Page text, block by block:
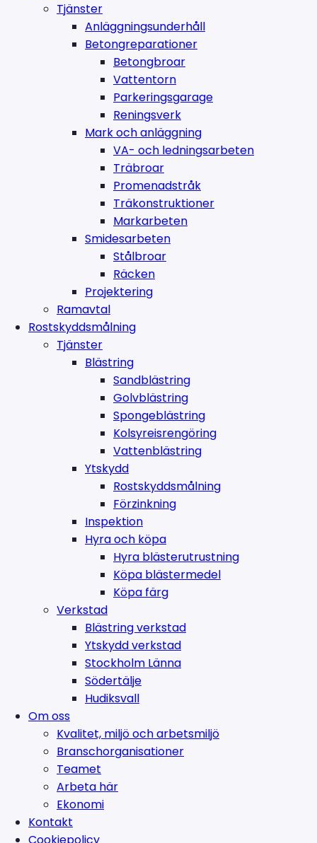
Tjänster
Anläggningsunderhåll
Betongreparationer
Betongbroar
Vattentorn
Parkeringsgarage
Reningsverk
Mark och anläggning
VA- och ledningsarbeten
Träbroar
Promenadstråk
Träkonstruktioner
Markarbeten
Smidesarbeten
Stålbroar
Räcken
Projektering
Ramavtal
Rostskyddsmålning
Tjänster
Blästring
Sandblästring
Golvblästring
Spongeblästring
Kolsyreisrengöring
Vattenblästring
Ytskydd
Rostskyddsmålning
Förzinkning
Inspektion
Hyra och köpa
Hyra blästerutrustning
Köpa blästermedel
Köpa färg
Verkstad
Blästring verkstad
Ytskydd verkstad
Stockholm Länna
Södertälje
Hudiksvall
Om oss
Kvalitet, miljö och arbetsmiljö
Branschorganisationer
Teamet
Arbeta här
Ekonomi
Kontakt